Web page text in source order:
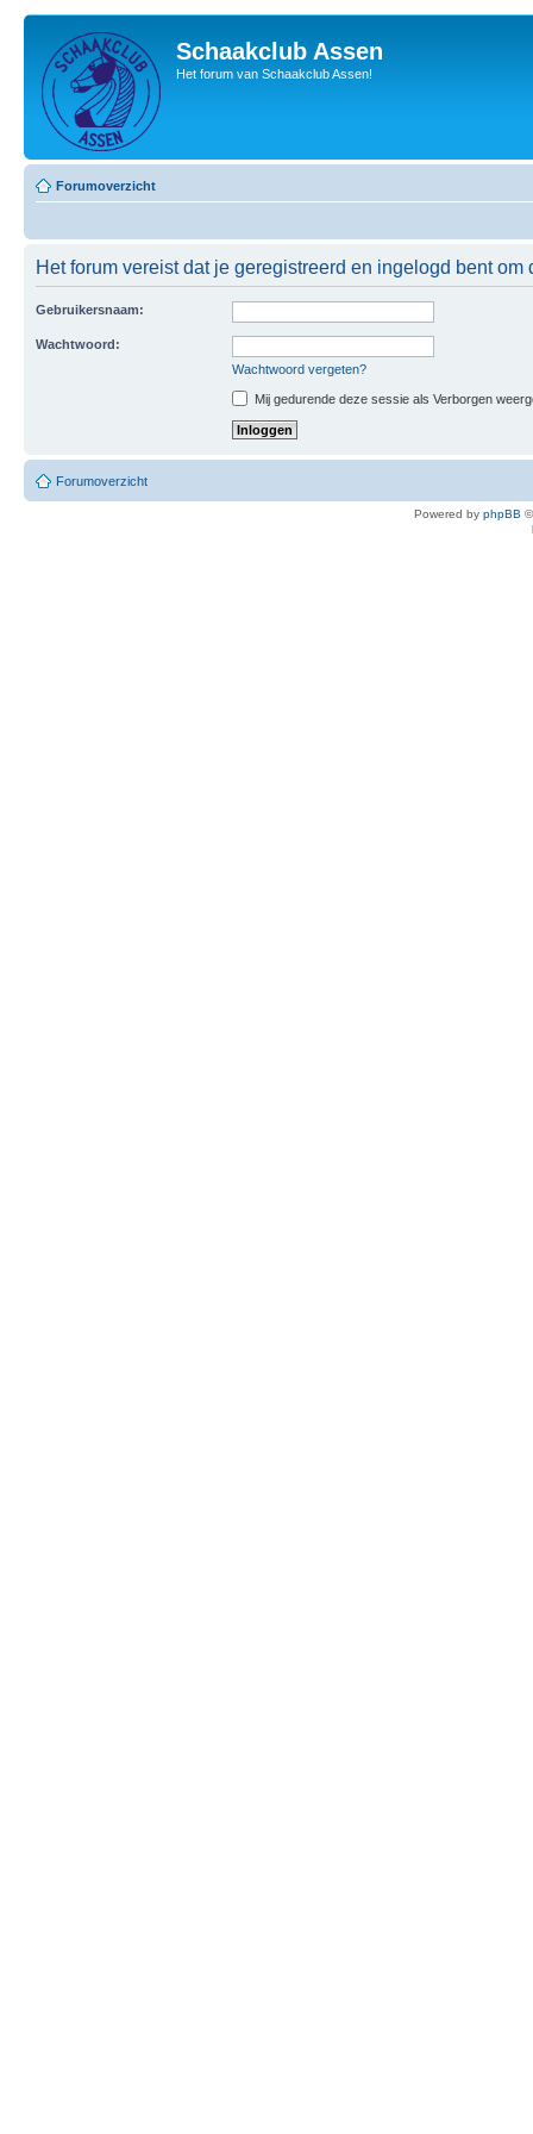
Schaakclub Assen
Het forum van Schaakclub Assen!
Forumoverzicht
Het forum vereist dat je geregistreerd en ingelogd bent
Gebruikersnaam:
Wachtwoord:
Wachtwoord vergeten?
Mij gedurende deze sessie als Verborgen
Forumoverzicht
Powered by phpBB